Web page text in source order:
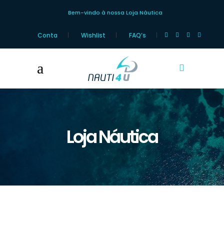
Bem-vindo à nossa Loja Náutica
Conta Wishlist FAQ’s
Loja Náutica